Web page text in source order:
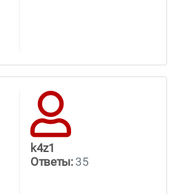
k4z1
Ответы:35